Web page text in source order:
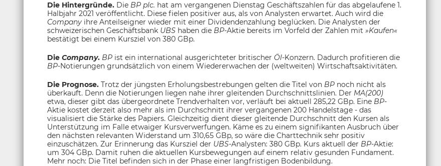
Die Hintergründe. Die BP plc. hat am vergangenen Dienstag Geschäftszahlen für das abgelaufene 1.
Halbjahr 2021 veröffentlicht. Diese fielen positiver aus, als von Analysten erwartet. Auch wird die
Company ihre Anteilseigner wieder mit einer Dividendenzahlung beglücken. Die Analysten der
schweizerischen Geschäftsbank UBS haben die BP-Aktie bereits im Vorfeld der Zahlen mit »Kaufen«
bestätigt bei einem Kursziel von 380 GBp.
Die Company. BP ist ein international ausgerichteter britischer Öl-Konzern. Dadurch profitieren die
BP-Notierungen grundsätzlich von einem Wiedererwachen der (weltweiten) Wirtschaftsaktivitäten.
Die Prognose. Trotz der jüngsten Erholungsbestrebungen gelten die Titel von BP noch nicht als
überkauft. Denn die Notierungen liegen nahe ihrer gleitenden Durchschnittslinien. Der MA(200)
etwa, dieser gibt das übergeordnete Trendverhalten vor, verläuft bei aktuell 285,22 GBp. Eine BP-
Aktie kostet derzeit also mehr als im Durchschnitt ihrer vergangenen 200 Handelstage - das
visualisiert die Stärke des Papiers. Gleichzeitig dient dieser gleitende Durchschnitt den Kursen als
Unterstützung im Falle etwaiger Kursverwerfungen. Käme es zu einem signifikanten Ausbruch über
den nächsten relevanten Widerstand um 310,65 GBp, so wäre die Charttechnik sehr positiv
einzuschätzen. Zur Erinnerung das Kursziel der UBS-Analysten: 380 GBp. Kurs aktuell der BP-Aktie:
um 304 GBp. Damit ruhen die aktuellen Kursbewegungen auf einem relativ gesunden Fundament.
Mehr noch: Die Titel befinden sich in der Phase einer langfristigen Bodenbildung.